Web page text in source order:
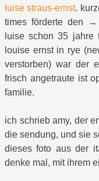
luise straus-ernst.
times förderte den →
luise schon 35 jahre
louise ernst in rye
verstorben) war der
frisch angetraute ist
familie.
ich schrieb amy, der
die sendung, und sie
dieses foto aus der
denke mal, mit ihrem